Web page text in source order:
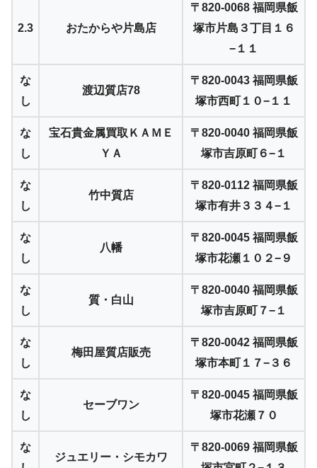
2.3 おたからや片島店
〒820-0068 福岡県飯
塚市片島３丁目１６
−１１
な
し
渡辺質店78
〒820-0043 福岡県飯
塚市西町１０−１１
な
し
宝石貴金属買取ＫＡＭＥ
ＹＡ
〒820-0040 福岡県飯
塚市吉原町６−１
な
し
竹中質店
〒820-0112 福岡県飯
塚市有井３３４−１
な
し
八幡
〒820-0045 福岡県飯
塚市花瀬１０２−９
な
し
質・白山
〒820-0040 福岡県飯
塚市吉原町７−１
な
し
梅田屋質店販売
〒820-0042 福岡県飯
塚市本町１７−３６
な
し
セーブワン
〒820-0045 福岡県飯
塚市花瀬７０
な
ジュエリー・シモカワ
〒820-0069 福岡県飯